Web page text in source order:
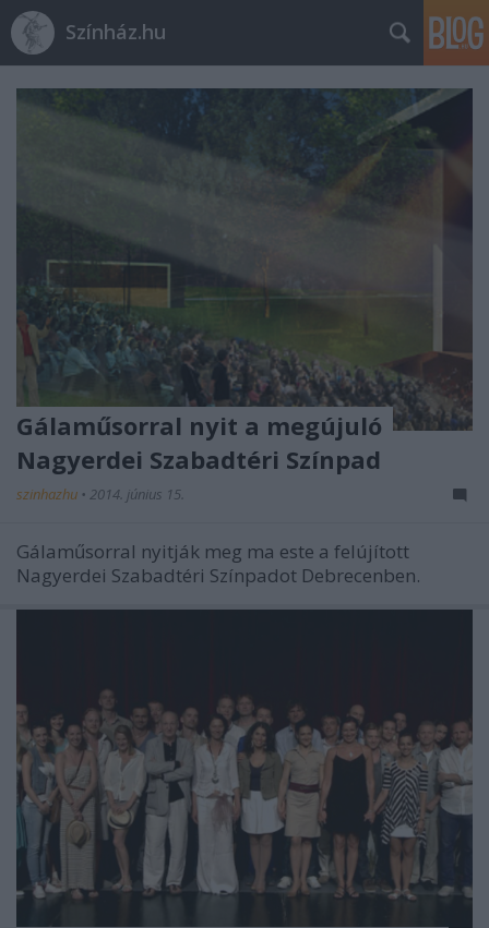
Színház.hu
Gálaműsorral nyit a megújuló
Nagyerdei Szabadtéri Színpad
szinhazhu • 2014. június 15.
Gálaműsorral nyitják meg ma este a felújított
Nagyerdei Szabadtéri Színpadot Debrecenben.